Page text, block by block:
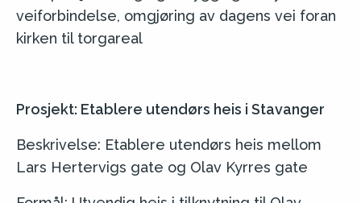
veiforbindelse, omgjøring av dagens vei foran
kirken til torgareal
Prosjekt: Etablere utendørs heis i Stavanger
Beskrivelse: Etablere utendørs heis mellom
Lars Hertervigs gate og Olav Kyrres gate